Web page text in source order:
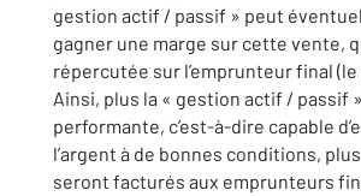
gestion actif / passif » peut
gagner une marge sur cette vente,
répercutée sur l’emprunteur final (le
Ainsi, plus la « gestion actif / passif
performante, c’est-à-dire capable
l’argent à de bonnes conditions,
seront facturés aux emprunteurs